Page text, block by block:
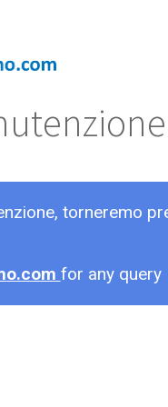
torneremo
for any query